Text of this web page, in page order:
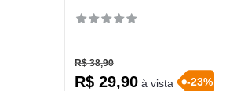
R$ 38,90
R$ 29,90à vista -23%